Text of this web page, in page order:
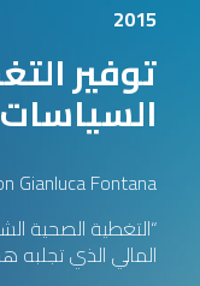
2015
توفير
السياسات
Gianluca Fontana
“التغطية الصحية
المالي الذي تجلبه